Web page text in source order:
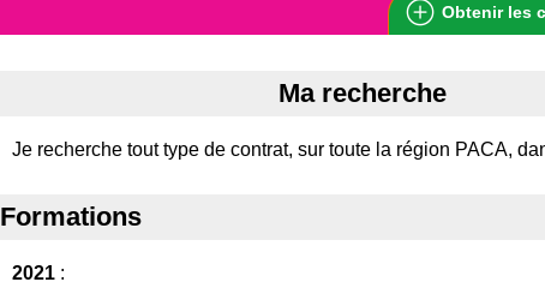
Obtenir les
Ma recherche
Je recherche tout type de contrat, sur toute la région PACA,
Formations
2021 :